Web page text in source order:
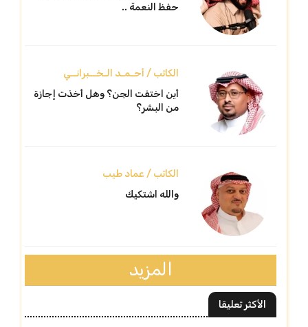
حفظ النعمة ..
الكاتب / أحـمـد الـخــبرانــي
أين اختفت الجن؟ وهل أخذت إجازة
من البشر؟
الكاتب / عماد طيب
والله اشتكيك
المزيد
الأكثر تعليقا